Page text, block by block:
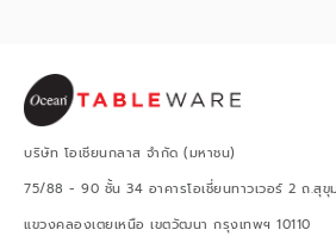
บริษัท โอเชียนกลาส จำกัด (มหาชน)
75/88 - 90 ชั้น 34 อาคารโอเชี่ยนทาวเวอร์ 2 ถ.สุ
แขวงคลองเตยเหนือ เขตวัฒนา กรุงเทพฯ 10110